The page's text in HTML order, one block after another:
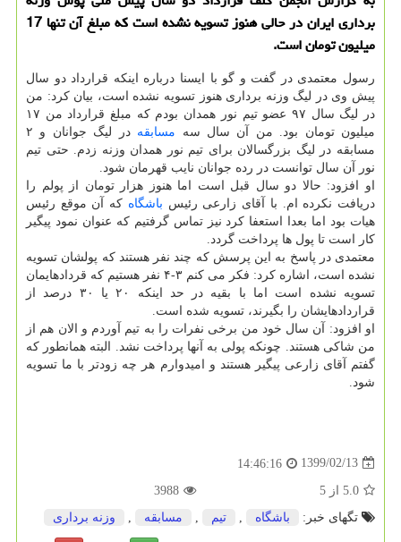
برداری ایران در حالی هنوز تسویه نشده است كه مبلغ آن تنها 17
میلیون تومان است.
رسول معتمدی در گفت و گو با ایسنا درباره اینکه قرارداد دو سال
پیش وی در لیگ وزنه برداری هنوز تسویه نشده است، بیان کرد: من
در لیگ سال ۹۷ عضو تیم نور همدان بودم که مبلغ قرارداد من ۱۷
میلیون تومان بود. من آن سال سه مسابقه
در لیگ جوانان و ۲
مسابقه در لیگ بزرگسالان برای تیم نور همدان وزنه زدم. حتی تیم
نور آن سال توانست در رده جوانان نایب قهرمان شود.
او افزود: حالا دو سال قبل است اما هنوز هزار تومان از پولم را
دریافت نکرده ام. با آقای زارعی رئیس باشگاه که آن موقع رئیس
هیات بود اما بعدا استعفا کرد نیز تماس گرفتیم که عنوان نمود پیگیر
کار است تا پول ها پرداخت گردد.
معتمدی در پاسخ به این پرسش که چند نفر هستند که پولشان تسویه
نشده است، اشاره کرد: فکر می کنم ۳-۴ نفر هستیم که قردادهایمان
تسویه نشده است اما با بقیه در حد اینکه ۲۰ یا ۳۰ درصد از
قراردادهایشان را بگیرند، تسویه شده است.
او افزود: آن سال خود من برخی نفرات را به تیم آوردم و الان هم از
من شاکی هستند. چونکه پولی به آنها پرداخت نشد. البته همانطور که
گفتم آقای زارعی پیگیر هستند و امیدوارم هر چه زودتر با ما تسویه
شود.
1399/02/13
14:46:16
5.0 از 5
3988
تگهای خبر:
باشگاه تیم مسابقه وزنه برداری